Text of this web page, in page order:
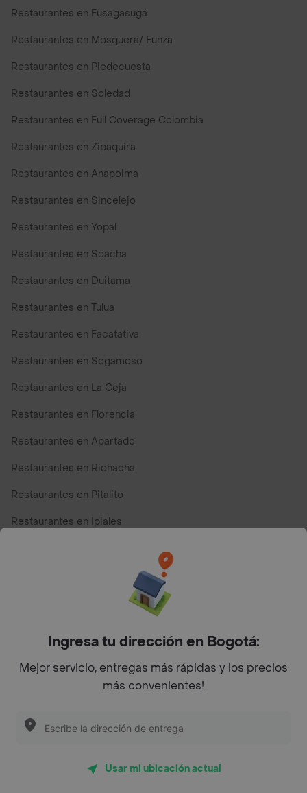
Restaurantes en Fusagasugá
Restaurantes en Mosquera/ Funza
Restaurantes en Piedecuesta
Restaurantes en Soledad
Restaurantes en Full Coverage Colombia
Restaurantes en Zipaquira
Restaurantes en Anapoima
Restaurantes en Sincelejo
Restaurantes en Yopal
Restaurantes en Soacha
Restaurantes en Duitama
Restaurantes en Tulua
Restaurantes en Facatativa
Restaurantes en Sogamoso
Restaurantes en La Ceja
Restaurantes en Florencia
Restaurantes en Apartado
Restaurantes en Riohacha
Restaurantes en Pitalito
Restaurantes en Ipiales
Top Marcas y Cadenas de Restaurantes
Encuéntranos en estos países
App Store Google play
Restaurantes cerca de mi para pedir Comida a Domicilio -
Ingresa tu dirección en Bogotá:
Mejor servicio, entregas más rápidas y los precios
más convenientes!
Usar mi ubicación actual